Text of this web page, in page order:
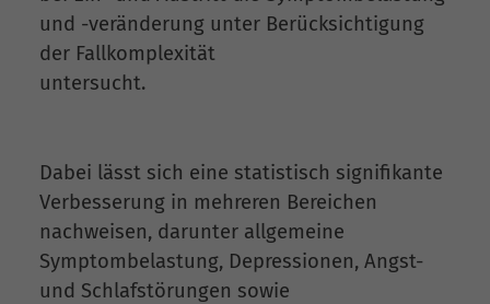
und -veränderung unter Berücksichtigung
der Fallkomplexität
untersucht.
Dabei lässt sich eine statistisch signifikante
Verbesserung in mehreren Bereichen
nachweisen, darunter allgemeine
Symptombelastung, Depressionen, Angst-
und Schlafstörungen sowie